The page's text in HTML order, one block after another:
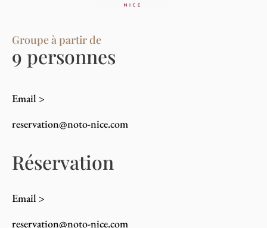
Groupe à partir de
9 personnes
Email >
reservation@noto-nice.com
Réservation
Email >
reservation@noto-nice.com